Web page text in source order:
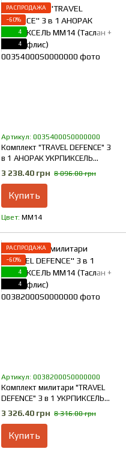
РАСПРОДАЖА
−60%
4
4
Артикул: 00354000S0000000
Комплект "TRAVEL DEFENCE" 3
в 1 АНОРАК УКРПИКСЕЛЬ
ММ14 (Таслан + Микрофлис)
3 238.40 грн 8 096.00 грн
Купить
Цвет ММ14
РАСПРОДАЖА
−60%
4
4
Артикул: 00382000S0000000
Комплект милитари "TRAVEL
DEFENCE" 3 в 1 УКРПИКСЕЛЬ
ММ14 (Таслан + Микрофлис)
3 326.40 грн 8 316.00 грн
Купить